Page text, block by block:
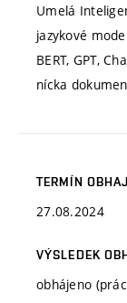
Umelá
jazykové
BERT, GPT,
nícka
TERMÍN
27.08.2024
VÝSLEDEK
obhájeno